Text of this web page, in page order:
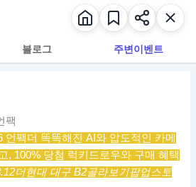
블로그 주변이벤트
팩
언팩더 똑똑해진 AI와 압도적인 카메
, 100% 당첨 럭키드로우와 구매 혜택
더현대 대구 B2골라보기팝업스토